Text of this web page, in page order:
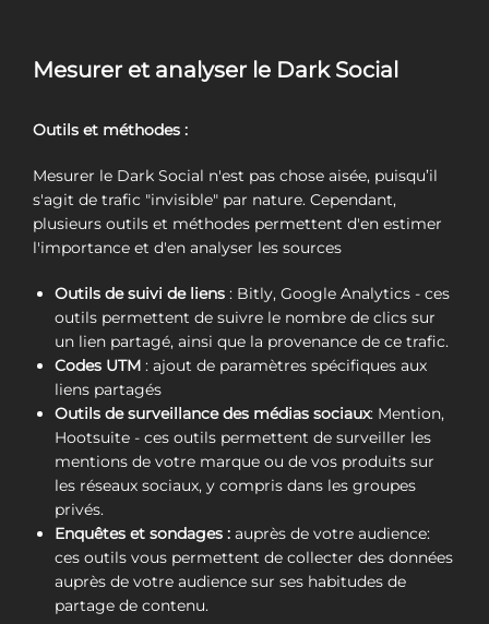
Mesurer et analyser le Dark Social
Outils et méthodes :
Mesurer le Dark Social n'est pas chose aisée, puisqu’il
s'agit de trafic "invisible" par nature. Cependant,
plusieurs outils et méthodes permettent d'en estimer
l'importance et d'en analyser les sources
Outils de suivi de liens : Bitly, Google Analytics - ces
outils permettent de suivre le nombre de clics sur
un lien partagé, ainsi que la provenance de ce trafic.
Codes UTM : ajout de paramètres spécifiques aux
liens partagés
Outils de surveillance des médias sociaux: Mention,
Hootsuite - ces outils permettent de surveiller les
mentions de votre marque ou de vos produits sur
les réseaux sociaux, y compris dans les groupes
privés.
Enquêtes et sondages : auprès de votre audience:
ces outils vous permettent de collecter des données
auprès de votre audience sur ses habitudes de
partage de contenu.